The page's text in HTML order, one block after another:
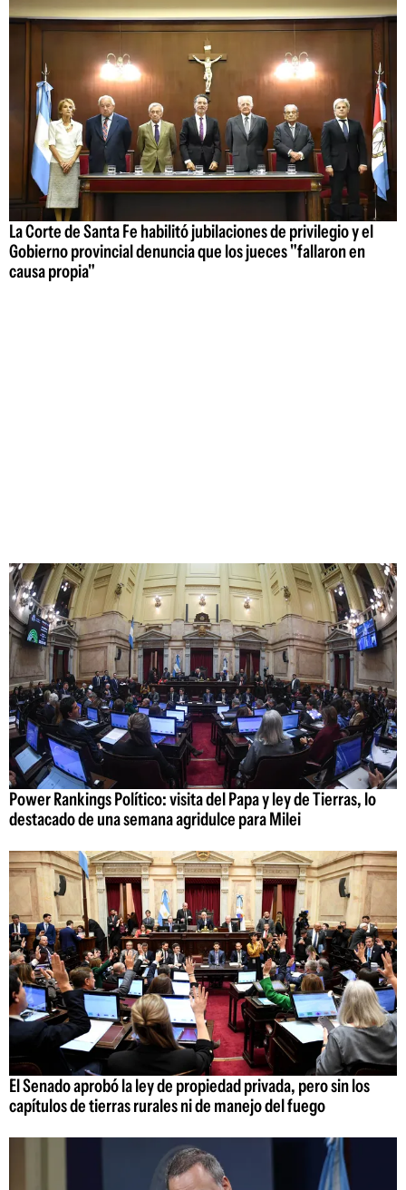
La Corte de Santa Fe habilitó jubilaciones de privilegio y el
Gobierno provincial denuncia que los jueces "fallaron en
causa propia"
Power Rankings Político: visita del Papa y ley de Tierras, lo
destacado de una semana agridulce para Milei
El Senado aprobó la ley de propiedad privada, pero sin los
capítulos de tierras rurales ni de manejo del fuego